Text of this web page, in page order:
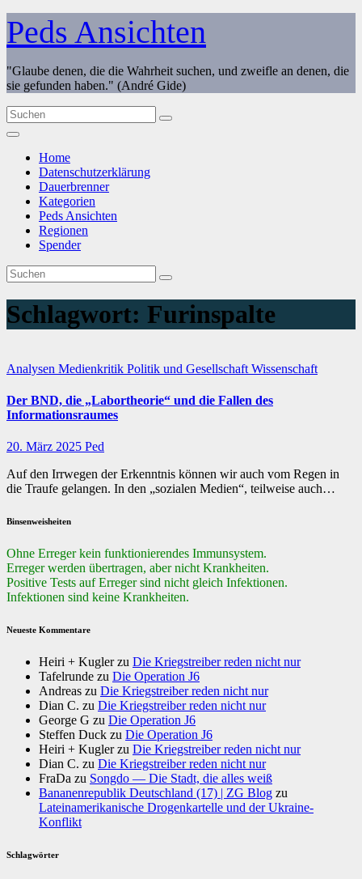
Zum
Inhalt
springen
Peds Ansichten
"Glaube denen, die die Wahrheit suchen, und zweifle an denen, die
sie gefunden haben." (André Gide)
Home
Datenschutzerklärung
Dauerbrenner
Kategorien
Peds Ansichten
Regionen
Spender
Schlagwort: Furinspalte
Analysen Medienkritik Politik und Gesellschaft Wissenschaft
Der BND, die „Labortheorie“ und die Fallen des
Informationsraumes
20. März 2025 Ped
Auf den Irrwegen der Erkenntnis können wir auch vom Regen in
die Traufe gelangen. In den „sozialen Medien“, teilweise auch…
Binsenweisheiten
Ohne Erreger kein funktionierendes Immunsystem.
Erreger werden übertragen, aber nicht Krankheiten.
Positive Tests auf Erreger sind nicht gleich Infektionen.
Infektionen sind keine Krankheiten.
Neueste Kommentare
Heiri + Kuglerzu Die Kriegstreiber reden nicht nur
Tafelrunde zu Die Operation J6
Andreas zu Die Kriegstreiber reden nicht nur
Dian C. zu Die Kriegstreiber reden nicht nur
George G zu Die Operation J6
Steffen Duck zu Die Operation J6
Heiri + Kuglerzu Die Kriegstreiber reden nicht nur
Dian C. zu Die Kriegstreiber reden nicht nur
FraDa zu Songdo — Die Stadt, die alles weiß
Bananenrepublik Deutschland (17) | ZG Blog zu
Lateinamerikanische Drogenkartelle und der Ukraine-
Konflikt
Schlagwörter